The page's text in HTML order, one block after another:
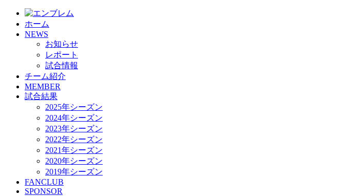
ホーム
NEWS
お知らせ
レポート
試合情報
チーム紹介
MEMBER
試合結果
2025年シーズン
2024年シーズン
2023年シーズン
2022年シーズン
2021年シーズン
2020年シーズン
2019年シーズン
FANCLUB
SPONSOR